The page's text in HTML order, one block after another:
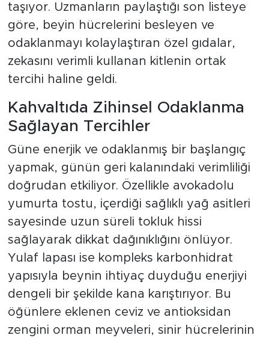
taşıyor. Uzmanların paylaştığı son listeye
göre, beyin hücrelerini besleyen ve
odaklanmayı kolaylaştıran özel gıdalar,
zekasını verimli kullanan kitlenin ortak
tercihi haline geldi.
Kahvaltıda Zihinsel Odaklanma
Sağlayan Tercihler
Güne enerjik ve odaklanmış bir başlangıç
yapmak, günün geri kalanındaki verimliliği
doğrudan etkiliyor. Özellikle avokadolu
yumurta tostu, içerdiği sağlıklı yağ asitleri
sayesinde uzun süreli tokluk hissi
sağlayarak dikkat dağınıklığını önlüyor.
Yulaf lapası ise kompleks karbonhidrat
yapısıyla beynin ihtiyaç duyduğu enerjiyi
dengeli bir şekilde kana karıştırıyor. Bu
öğünlere eklenen ceviz ve antioksidan
zengini orman meyveleri, sinir hücrelerinin